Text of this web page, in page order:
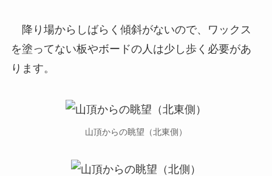
降り場からしばらく傾斜がないので、ワックス
を塗ってない板やボードの人は少し歩く必要があ
ります。
山頂からの眺望（北東側）